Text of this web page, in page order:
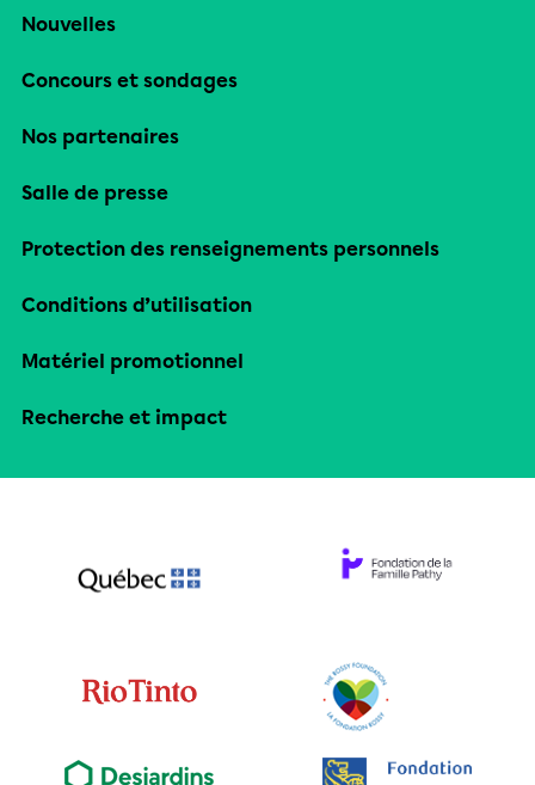
Nouvelles
Concours et sondages
Nos partenaires
Salle de presse
Protection des renseignements personnels
Conditions d’utilisation
Matériel promotionnel
Recherche et impact